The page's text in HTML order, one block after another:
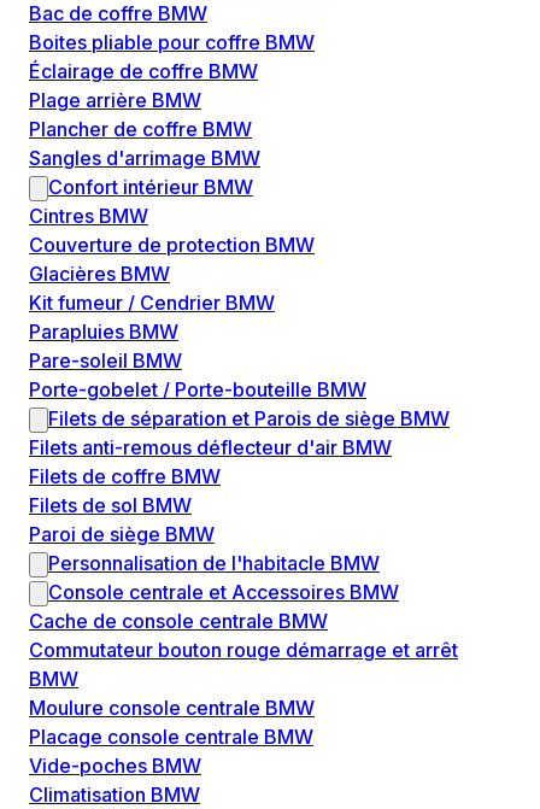
Bac de coffre BMW
Boites pliable pour coffre BMW
Éclairage de coffre BMW
Plage arrière BMW
Plancher de coffre BMW
Sangles d'arrimage BMW
Confort intérieur BMW
Cintres BMW
Couverture de protection BMW
Glacières BMW
Kit fumeur / Cendrier BMW
Parapluies BMW
Pare-soleil BMW
Porte-gobelet / Porte-bouteille BMW
Filets de séparation et Parois de siège BMW
Filets anti-remous déflecteur d'air BMW
Filets de coffre BMW
Filets de sol BMW
Paroi de siège BMW
Personnalisation de l'habitacle BMW
Console centrale et Accessoires BMW
Cache de console centrale BMW
Commutateur bouton rouge démarrage et arrêt
BMW
Moulure console centrale BMW
Placage console centrale BMW
Vide-poches BMW
Climatisation BMW